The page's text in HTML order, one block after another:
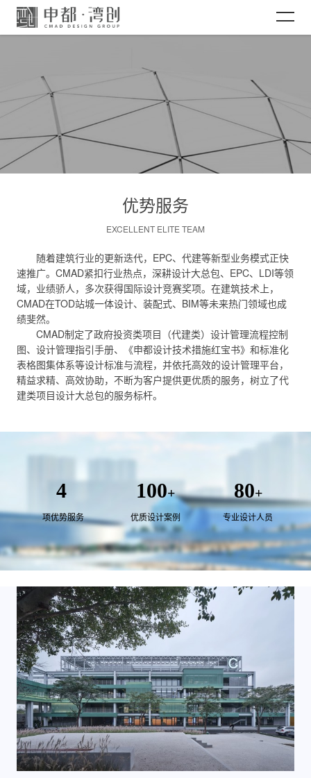
关于CMAD
项目案例
优势服务
EXCELLENT ELITE TEAM
随着建筑行业的更新迭代，EPC、代建等新型业务模式正快
速推广。CMAD紧扣行业热点，深耕设计大总包、EPC、LDI等领
域，业绩骄人，多次获得国际设计竞赛奖项。在建筑技术上，
CMAD在TOD站城一体设计、装配式、BIM等未来热门领域也成
绩斐然。
CMAD制定了政府投资类项目（代建类）设计管理流程控制
图、设计管理指引手册、《申都设计技术措施红宝书》和标准化
表格图集体系等设计标准与流程，并依托高效的设计管理平台，
精益求精、高效协助，不断为客户提供更优质的服务，树立了代
建类项目设计大总包的服务标杆。
4
项优势服务
100+
优质设计案例
80+
专业设计人员